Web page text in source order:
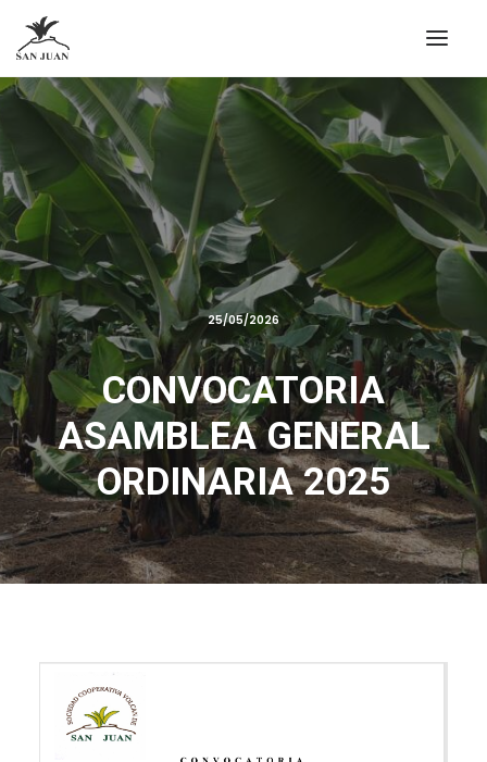
25/05/2026
CONVOCATORIA
ASAMBLEA GENERAL
ORDINARIA 2025